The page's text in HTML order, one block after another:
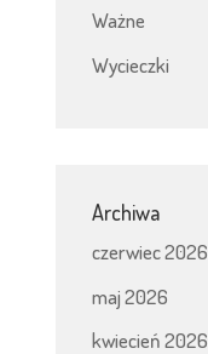
Ważne
Wycieczki
Archiwa
czerwiec 2026
maj 2026
kwiecień 2026